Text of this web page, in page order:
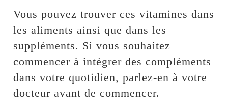
Vous pouvez trouver ces vitamines dans
les aliments ainsi que dans les
suppléments. Si vous souhaitez
commencer à intégrer des compléments
dans votre quotidien, parlez-en à votre
docteur avant de commencer.